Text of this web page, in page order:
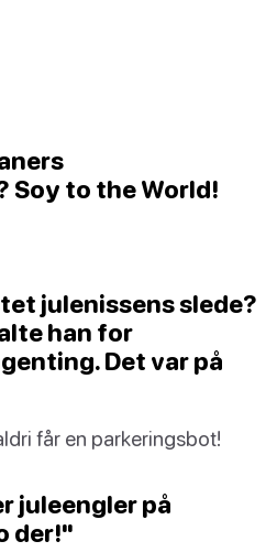
to the World!
julenissens slede?
han for
Det var på
får en parkeringsbot!
juleengler på
der!"